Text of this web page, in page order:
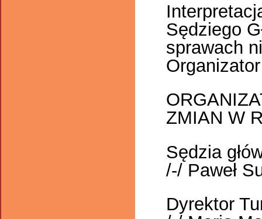
Sędziego
sprawach
ZMIAN W
Sędzia
/-/ Paweł
Dyrektor